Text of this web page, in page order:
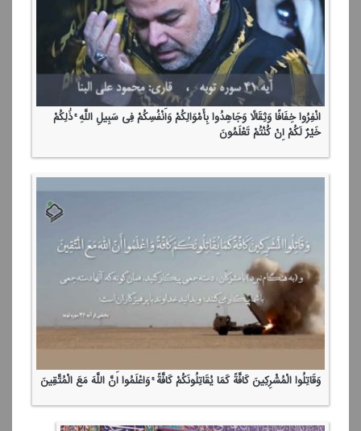
انْفِرُوا خِفَافًا وَثِقَالًا وَجَاهِدُوا بِأَمْوَالِكُمْ وَأَنْفُسِكُمْ فِی سَبِیلِ اللَّهِ ۚ ذَٰلِكُمْ
خَیْرٌ لَكُمْ إِنْ كُنْتُمْ تَعْلَمُونَ
وَقَاتِلُوا الْمُشْرِكِینَ كَافَّةً كَمَا یُقَاتِلُونَكُمْ كَافَّةً ۚ وَاعْلَمُوا أَنَّ اللَّهَ مَعَ الْمُتَّقِینَ